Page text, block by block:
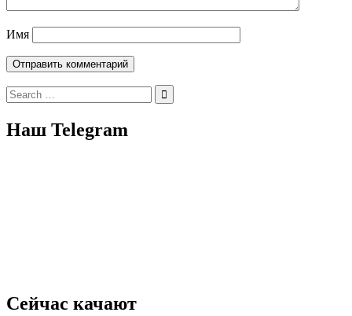
Имя
Search
for:
Наш Telegram
Сейчас качают